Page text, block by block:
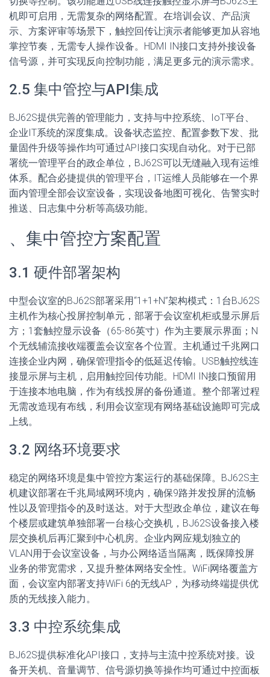
机即可启用，无需复杂的网络配置。在培训会议、产品演
示、方案评审等场景下，触控回传让演示者能够更加从容地
掌控节奏，无需专人操作设备。HDMI IN接口支持外接设备
信号源，并可实现反向控制功能，满足更多元的演示需求。
2.5 集中管控与API集成
BJ62S提供完善的管理能力，支持与中控系统、IoT平台、
企业IT系统的深度集成。设备状态监控、配置参数下发、批
量固件升级等操作均可通过API接口实现自动化。对于已部
署统一管理平台的政企单位，BJ62S可以无缝融入现有运维
体系。配合必捷提供的管理平台，IT运维人员能够在一个界
面内管理全部会议室设备，实现设备地图可视化、告警实时
推送、日志集中分析等高级功能。
、集中管控方案配置
3.1 硬件部署架构
中型会议室的BJ62S部署采用“1+1+N”架构模式：1台BJ62S
主机作为核心投屏控制单元，部署于会议室机柜或显示屏后
方；1套触控显示设备（65-86英寸）作为主要展示界面；N
个无线辅流接收端覆盖会议室各个位置。主机通过千兆网口
连接企业内网，确保管理指令的低延迟传输。USB触控线连
接显示屏与主机，启用触控回传功能。HDMI IN接口预留用
于连接本地电脑，作为有线投屏的备份通道。整个部署过程
无需改造现有布线，利用会议室现有网络基础设施即可完成
上线。
3.2 网络环境要求
稳定的网络环境是集中管控方案运行的基础保障。BJ62S主
机建议部署在千兆局域网环境内，确保9路并发投屏的流畅
性以及管理指令的及时送达。对于大型政企单位，建议在每
个楼层或建筑单独部署一台核心交换机，BJ62S设备接入楼
层交换机后再汇聚到中心机房。企业内网应规划独立的
VLAN用于会议室设备，与办公网络适当隔离，既保障投屏
业务的带宽需求，又提升整体网络安全性。WiFi网络覆盖方
面，会议室内部署支持WiFi 6的无线AP，为移动终端提供优
质的无线接入能力。
3.3 中控系统集成
BJ62S提供标准化API接口，支持与主流中控系统对接。设
备开关机、音量调节、信号源切换等操作均可通过中控面板